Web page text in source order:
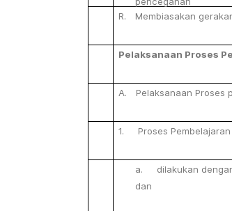
R.
Membiasakan
Pelaksanaan Proses
A. Pelaksanaan Proses
1. Proses Pembelajaran
a. dilakukan
dan